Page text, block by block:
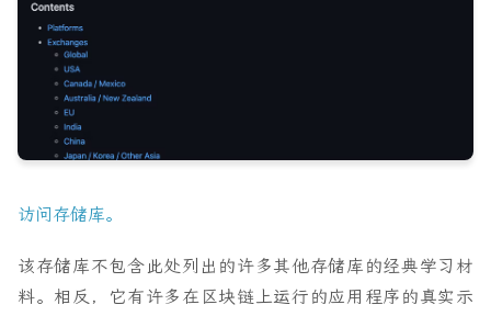
访问存储库。
该存储库不包含此处列出的许多其他存储库的经典学习材
料。相反，它有许多在区块链上运行的应用程序的真实示